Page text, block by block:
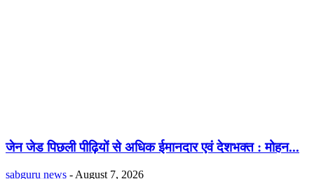
जेन जेड पिछली पीढ़ियों से अधिक ईमानदार एवं देशभक्त : मोहन...
sabguru news - August 7, 2026